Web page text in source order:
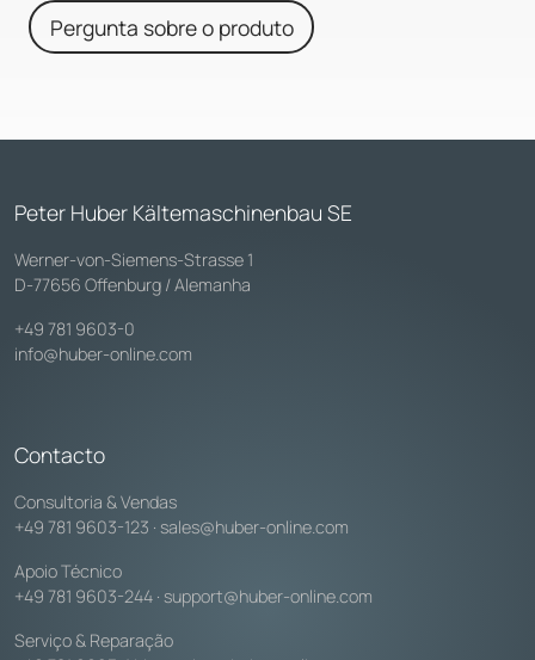
Pergunta sobre o produto
Peter Huber Kältemaschinenbau SE
Werner-von-Siemens-Strasse 1
D-77656 Offenburg / Alemanha
+49 781 9603-0
info@huber-online.com
Contacto
Consultoria & Vendas
+49 781 9603-123 · sales@huber-online.com
Apoio Técnico
+49 781 9603-244 · support@huber-online.com
Serviço & Reparação